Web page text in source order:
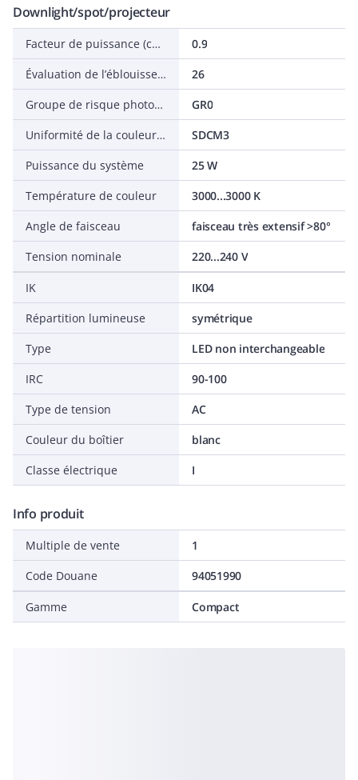
Downlight/spot/projecteur
Facteur de puissance (cos phi)
0.9
Évaluation de l’éblouissement (UGR)
26
Groupe de risque photobiologique selon EN 62471
GR0
Uniformité de la couleur (ellipse de McAdam)
SDCM3
Puissance du système
25 W
Température de couleur
3000...3000 K
Angle de faisceau
faisceau très extensif >80°
Tension nominale
220...240 V
IK
IK04
Répartition lumineuse
symétrique
Type
LED non interchangeable
IRC
90-100
Type de tension
AC
Couleur du boîtier
blanc
Classe électrique
I
Info produit
Multiple de vente
1
Code Douane
94051990
Gamme Compact